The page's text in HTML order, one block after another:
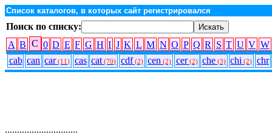
Список каталогов, в которых сайт регистрировался
Поиск по списку:
A B C 0 D E F G H I J K L M N O P Q R S T U V W
cab can car(11) cas cat (70) cdf(2) cen (2) cer(2) che (3) chi (2) chr
..............................